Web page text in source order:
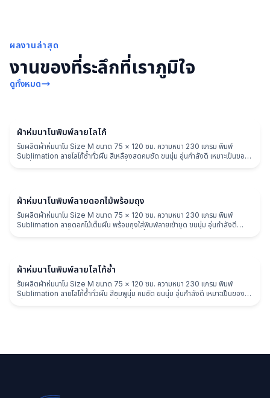
ผลงานล่าสุด
งานของที่ระลึกที่เราภูมิใจ
ดูทั้งหมด
ผ้าห่ม
ผ้าห่มนาโนพิมพ์ลายโลโก้
รับผลิตผ้าห่มนาโน Size M ขนาด 75 × 120 ซม. ความหนา 230 แกรม พิมพ์
Sublimation ลายโลโก้ซ้ำทั่วผืน สีเหลืองสดคมชัด ขนนุ่ม อุ่นกำลังดี เหมาะเป็นของ
ผ้าห่ม
ผ้าห่มนาโนพิมพ์ลายดอกไม้พร้อมถุง
รับผลิตผ้าห่มนาโน Size M ขนาด 75 × 120 ซม. ความหนา 230 แกรม พิมพ์
Sublimation ลายดอกไม้เต็มผืน พร้อมถุงใส่พิมพ์ลายเข้าชุด ขนนุ่ม อุ่นกำลังดี
ผ้าห่ม
ผ้าห่มนาโนพิมพ์ลายโลโก้ซ้ำ
รับผลิตผ้าห่มนาโน Size M ขนาด 75 × 120 ซม. ความหนา 230 แกรม พิมพ์
Sublimation ลายโลโก้ซ้ำทั่วผืน สีชมพูนุ่ม คมชัด ขนนุ่ม อุ่นกำลังดี เหมาะเป็นของพรี